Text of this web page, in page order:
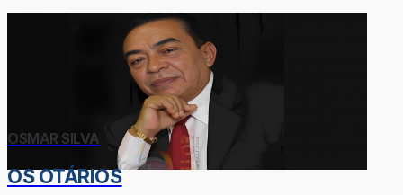
OSMAR SILVA
OS OTÁRIOS